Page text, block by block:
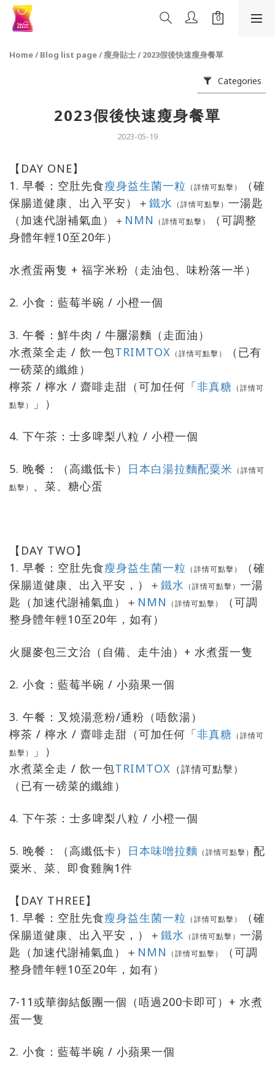
Home/ Blog list page/瘦身貼士/ 2023假後快速瘦身餐單
Categories
2023假後快速瘦身餐單
2023-05-19
【DAY ONE】
1. 早餐：空肚先食瘦身益生菌一粒 （詳情可點擊）
（確
保腸道健康、出入平安）＋ 鐵水 （詳情可點擊） 一湯匙
（加速代謝補氣血）
＋ NMN （詳情可點擊）
（可調整
身體年輕10至20年）
水煮蛋兩隻 + 福字米粉（走油包、味粉落一半）
2. 小食：藍莓半碗 / 小橙一個
3. 午餐：鮮牛肉 / 牛𦟌湯麵（走面油）
水煮菜全走 / 飲一包TRIMTOX （詳情可點擊）
（已有
一磅菜的纖維）
檸茶 / 檸水 / 齋啡走甜（可加任何「非真糖 （詳情可
點擊）
」）
4. 下午茶：士多啤梨八粒 / 小橙一個
5. 晚餐：（高纖低卡） 日本白湯拉麵配粟米 （詳情可
點擊） 、菜、糖心蛋
【DAY TWO】
1. 早餐：空肚先食瘦身益生菌一粒 （詳情可點擊）
（確
保腸道健康、出入平安，）＋ 鐵水 （詳情可點擊） 一湯
匙（加速代謝補氣血）＋ NMN （詳情可點擊）
（可調
整身體年輕10至20年，如有）
火腿麥包三文治（自備、走牛油）+ 水煮蛋一隻
2. 小食：藍莓半碗 / 小蘋果一個
3. 午餐：叉燒湯意粉/通粉（唔飲湯）
檸茶 / 檸水 / 齋啡走甜（可加任何「非真糖 （詳情可
點擊）
」）
水煮菜全走 / 飲一包TRIMTOX （詳情可點擊）
（已有一磅菜的纖維）
4. 下午茶：士多啤梨八粒 / 小橙一個
5. 晚餐：（高纖低卡） 日本味噌拉麵 （詳情可點擊） 配
粟米、菜、即食雞胸1件
【DAY THREE】
1. 早餐：空肚先食瘦身益生菌一粒 （詳情可點擊）
（確
保腸道健康、出入平安，）＋ 鐵水 （詳情可點擊） 一湯
匙（加速代謝補氣血）＋ NMN （詳情可點擊）
（可調
整身體年輕10至20年，如有）
7-11或華御結飯團一個（唔過200卡即可）+ 水煮
蛋一隻
2. 小食：藍莓半碗 / 小蘋果一個